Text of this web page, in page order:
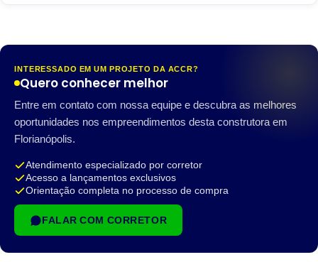
INTERESSADO EM UM PROJETO DA ACCR?
Quero conhecer melhor
Entre em contato com nossa equipe e descubra as melhores
oportunidades nos empreendimentos desta construtora em
Florianópolis.
Atendimento especializado por corretor
Acesso a lançamentos exclusivos
Orientação completa no processo de compra
FALAR COM CORRETOR